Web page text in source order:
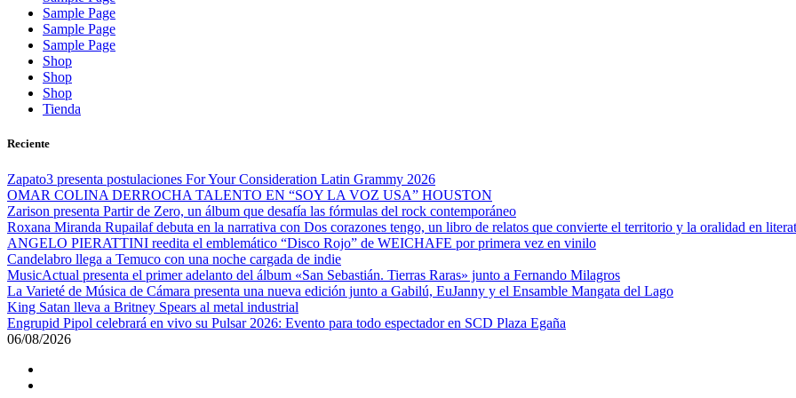
Sample Page
Sample Page
Sample Page
Shop
Shop
Shop
Tienda
Reciente
Zapato3 presenta postulaciones For Your Consideration Latin Grammy 2026
OMAR COLINA DERROCHA TALENTO EN “SOY LA VOZ USA” HOUSTON
Zarison presenta Partir de Zero, un álbum que desafía las fórmulas del rock contemporáneo
Roxana Miranda Rupailaf debuta en la narrativa con Dos corazones tengo, un libro de relatos que convierte el territorio y la oralidad en
ANGELO PIERATTINI reedita el emblemático “Disco Rojo” de WEICHAFE por primera vez en vinilo
Candelabro llega a Temuco con una noche cargada de indie
MusicActual presenta el primer adelanto del álbum «San Sebastián. Tierras Raras» junto a Fernando Milagros
La Varieté de Música de Cámara presenta una nueva edición junto a Gabilú, EuJanny y el Ensamble Mangata del Lago
King Satan lleva a Britney Spears al metal industrial
Engrupid Pipol celebrará en vivo su Pulsar 2026: Evento para todo espectador en SCD Plaza Egaña
06/08/2026